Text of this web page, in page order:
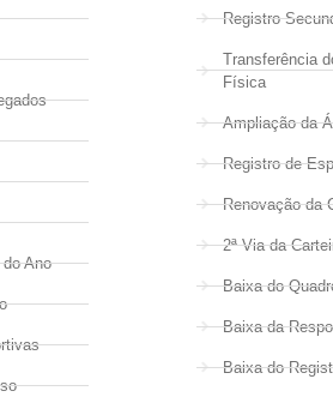
Ano
Registro
Transferência
Física
Ampliação da
Registro de
Renovação da
2ª Via da
Baixa do
Baixa da
Baixa do